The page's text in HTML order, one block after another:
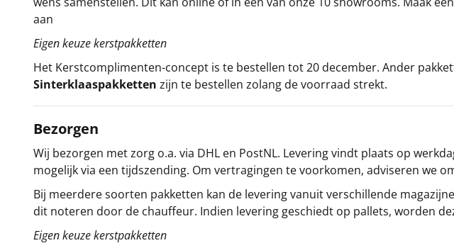
aan
Eigen keuze kerstpakketten
Het Kerstcomplimenten-concept is te bestellen tot 20 december. Ander
Sinterklaaspakketten zijn te bestellen zolang de voorraad strekt.
Bezorgen
Wij bezorgen met zorg o.a. via DHL en PostNL. Levering vindt plaats op
mogelijk via een tijdszending. Om vertragingen te voorkomen, adviseren we
Bij meerdere soorten pakketten kan de levering vanuit verschillende
dit noteren door de chauffeur. Indien levering geschiedt op pallets, worden
Eigen keuze kerstpakketten